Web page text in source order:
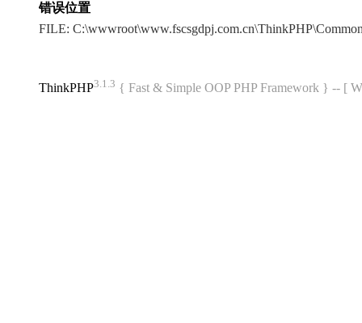
错误位置
FILE:
ThinkPHP3.1.3 { Fast & Simple OOP PHP Framework } -- [